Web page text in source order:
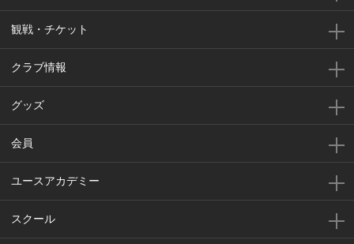
観戦・チケット
クラブ情報
グッズ
会員
ユースアカデミー
スクール